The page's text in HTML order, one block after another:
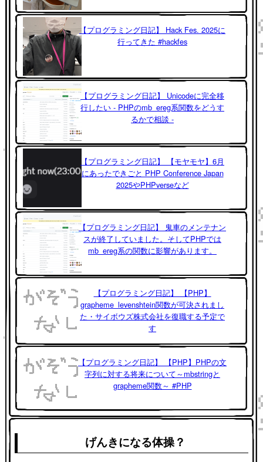
【プログラミング日記】 Hack Fes. 2025に
行ってきた #hackfes
【プログラミング日記】 Unicodeに完全移
行したい - PHPのmb_ereg系関数をどうす
るかで相談 -
【プログラミング日記】 【モヤモヤ】6月
にあったできごと PHP Conference Japan
2025やPHPverseなど
【プログラミング日記】 鬼車のメンテナン
スが終了していました。そしてPHPでは
mb_ereg系の関数に影響があります。
【プログラミング日記】 【PHP】
grapheme_levenshtein関数が可決されまし
た・サイボウズ株式会社を復職する予定で
す
【プログラミング日記】 【PHP】PHPの文
字列に対する将来について～mbstringと
grapheme関数～ #PHP
げんきになる体操？